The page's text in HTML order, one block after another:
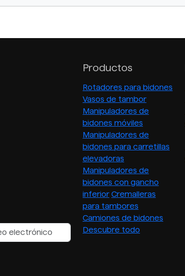
Productos
Rotadores para bidones
Vasos de tambor
Manipuladores de
bidones móviles
Manipuladores de
bidones para carretillas
elevadoras
Manipuladores de
bidones con gancho
inferior Cremalleras
para tambores
Camiones de bidones
Descubre todo